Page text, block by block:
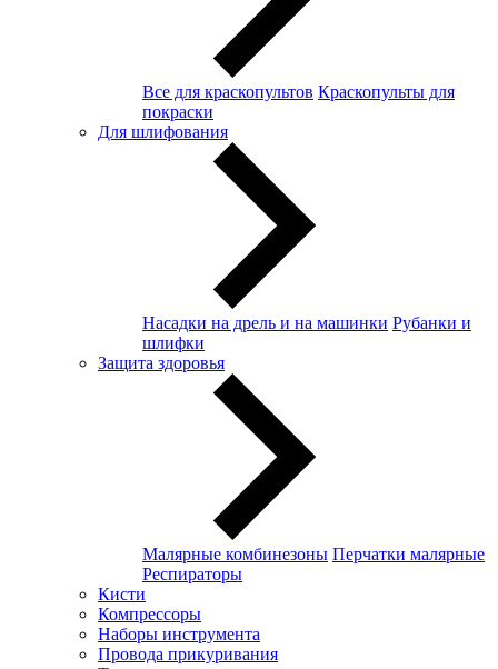
Все для краскопультов Краскопульты для
покраски
Для шлифования
Насадки на дрель и на машинки Рубанки и
шлифки
Защита здоровья
Малярные комбинезоны Перчатки малярные
Респираторы
Кисти
Компрессоры
Наборы инструмента
Провода прикуривания